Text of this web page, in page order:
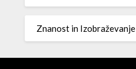
Znanost in Izobraževanje